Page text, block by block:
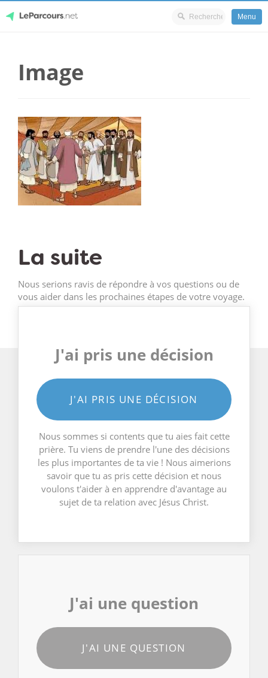
content
Menu
Image
La suite
Nous serions ravis de répondre à vos questions ou de
vous aider dans les prochaines étapes de votre voyage.
J'ai pris une décision
J'AI PRIS UNE DÉCISION
Nous sommes si contents que tu aies fait cette
prière. Tu viens de prendre l'une des décisions
les plus importantes de ta vie ! Nous aimerions
savoir que tu as pris cette décision et nous
voulons t'aider à en apprendre d'avantage au
sujet de ta relation avec Jésus Christ.
J'ai une question
J'AI UNE QUESTION